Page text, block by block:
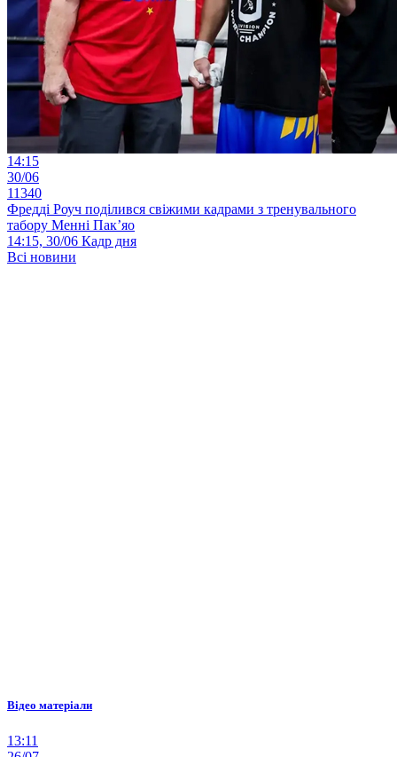
14:15
30/06
11340
Фредді Роуч поділився свіжими кадрами з тренувального
табору Менні Пак’яо
14:15, 30/06 Кадр дня
Всі новини
Відео матеріали
13:11